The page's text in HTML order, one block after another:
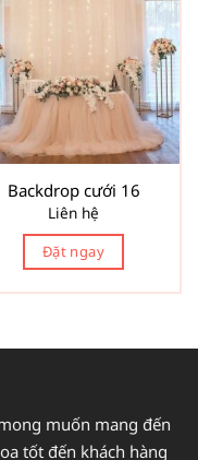
Backdrop cưới 16
Liên hệ
Đặt ngay
muốn mang đến
tốt đến khách hàng